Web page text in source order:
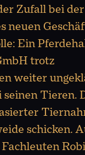
Zufall bei der
neuen
Ein
trotz
weiter
Tieren.
schicken.